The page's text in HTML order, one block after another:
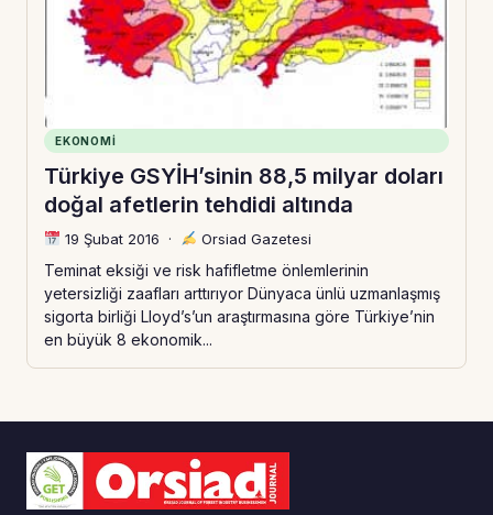
EKONOMI
Türkiye GSYİH’sinin 88,5 milyar doları
doğal afetlerin tehdidi altında
19 Şubat 2016 · Orsiad Gazetesi
Teminat eksiği ve risk hafifletme önlemlerinin
yetersizliği zaafları arttırıyor Dünyaca ünlü uzmanlaşmış
sigorta birliği Lloyd’s’un araştırmasına göre Türkiye’nin
en büyük 8 ekonomik...